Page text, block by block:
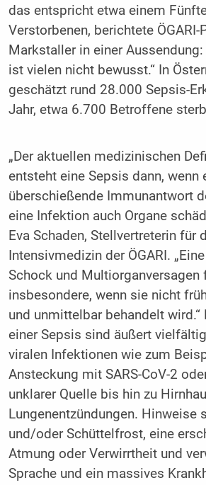
das entspricht etwa einem
Verstorbenen, berichtete ÖGARI-
Markstaller in einer
ist vielen nicht bewusst.“ In
geschätzt rund 28.000 Sepsis-
Jahr, etwa 6.700 Betroffene
„Der aktuellen medizinischen
entsteht eine Sepsis dann, wenn
überschießende Immunantwort
eine Infektion auch Organe
Eva Schaden, Stellvertreterin für
Intensivmedizin der ÖGARI.
Schock und Multiorganversagen
insbesondere, wenn sie nicht
und unmittelbar behandelt wird.“
einer Sepsis sind äußert
viralen Infektionen wie zum
Ansteckung mit SARS-CoV-2
unklarer Quelle bis hin zu
Lungenentzündungen. Hinweise
und/oder Schüttelfrost, eine
Atmung oder Verwirrtheit und
Sprache und ein massives